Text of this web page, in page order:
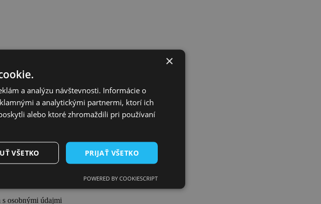
s osobnými údajmi
×
a analýzu návštevnosti. Informácie o
a analytickými partnermi, ktorí ich
alebo ktoré zhromaždili pri používaní
PRIJAŤ VŠETKO
VŠETKO
POWERED BY COOKIESCRIPT